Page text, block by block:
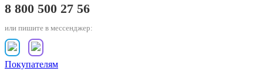
8 800 500 27 56
или пишите в мессенджер:
Покупателям